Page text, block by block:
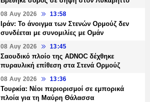
08 Αυγ 2026 13:58
Ιράν: Το άνοιγμα των Στενών Ορμούζ δεν
συνδέεται με συνομιλίες με Ομάν
08 Αυγ 2026 13:45
Σαουδικό πλοίο της ADNOC δέχθηκε
πυραυλική επίθεση στα Στενά Ορμούζ
08 Αυγ 2026 13:36
Τουρκία: Νέοι περιορισμοί σε εμπορικά
πλοία για τη Μαύρη Θάλασσα